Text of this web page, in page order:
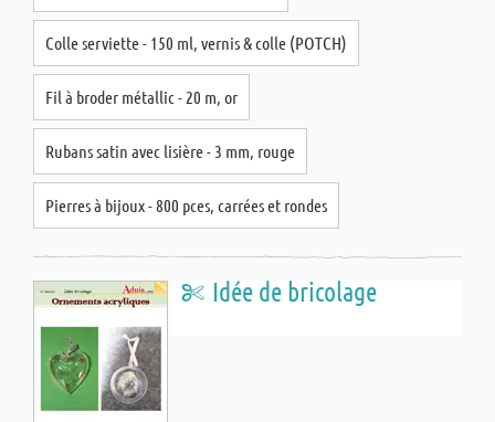
Colle serviette - 150 ml, vernis & colle (POTCH)
Fil à broder métallic - 20 m, or
Rubans satin avec lisière - 3 mm, rouge
Pierres à bijoux - 800 pces, carrées et rondes
Idée de bricolage